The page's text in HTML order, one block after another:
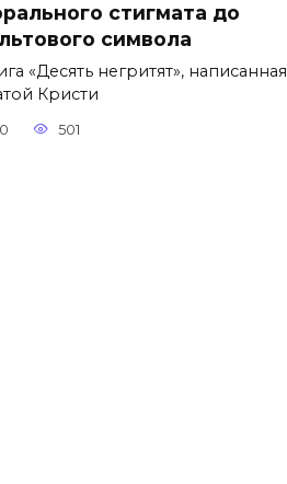
стигмата до
символа
«Десять негритят», написанная
Кристи
0 501